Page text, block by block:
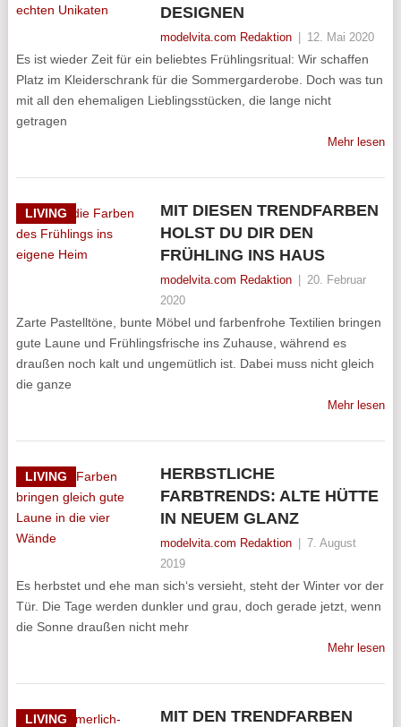
DESIGNEN
modelvita.com Redaktion 12. Mai 2020
Es ist wieder Zeit für ein beliebtes Frühlingsritual: Wir schaffen
Platz im Kleiderschrank für die Sommergarderobe. Doch was tun
mit all den ehemaligen Lieblingsstücken, die lange nicht
getragen
Mehr lesen
LIVING
MIT DIESEN TRENDFARBEN
HOLST DU DIR DEN
FRÜHLING INS HAUS
modelvita.com Redaktion
20. Februar
2020
Zarte Pastelltöne, bunte Möbel und farbenfrohe Textilien bringen
gute Laune und Frühlingsfrische ins Zuhause, während es
draußen noch kalt und ungemütlich ist. Dabei muss nicht gleich
die ganze
Mehr lesen
LIVING
HERBSTLICHE
FARBTRENDS: ALTE HÜTTE
IN NEUEM GLANZ
modelvita.com Redaktion
7. August
2019
Es herbstet und ehe man sich‘s versieht, steht der Winter vor der
Tür. Die Tage werden dunkler und grau, doch gerade jetzt, wenn
die Sonne draußen nicht mehr
Mehr lesen
LIVING
MIT DEN TRENDFARBEN